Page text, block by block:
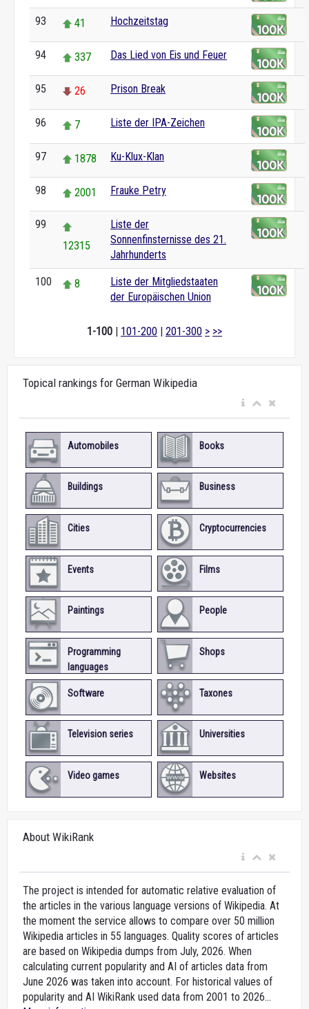
93 41 Hochzeitstag
94 337 Das Lied von Eis und Feuer
95 26 Prison Break
96 7 Liste der IPA-Zeichen
97 1878 Ku-Klux-Klan
98 2001 Frauke Petry
99
12315
Liste der
Sonnenfinsternisse des 21.
Jahrhunderts
100 8
Liste der Mitgliedstaaten
der Europäischen Union
1-100 | 101-200 | 201-300 > >>
Topical rankings for German Wikipedia
Automobiles Books
Buildings Business
Cities Cryptocurrencies
Events Films
Paintings People
Programming
languages
Shops
Software Taxones
Television series Universities
Video games Websites
About WikiRank
The project is intended for automatic relative evaluation of
the articles in the various language versions of Wikipedia. At
the moment the service allows to compare over 50 million
Wikipedia articles in 55 languages. Quality scores of articles
are based on Wikipedia dumps from July, 2026. When
calculating current popularity and AI of articles data from
June 2026 was taken into account. For historical values of
popularity and AI WikiRank used data from 2001 to 2026...